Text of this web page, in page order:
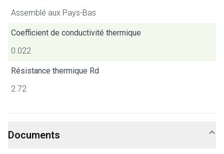
Assemblé aux Pays-Bas
Coefficient de conductivité thermique
0.022
Résistance thermique Rd
2.72
Documents